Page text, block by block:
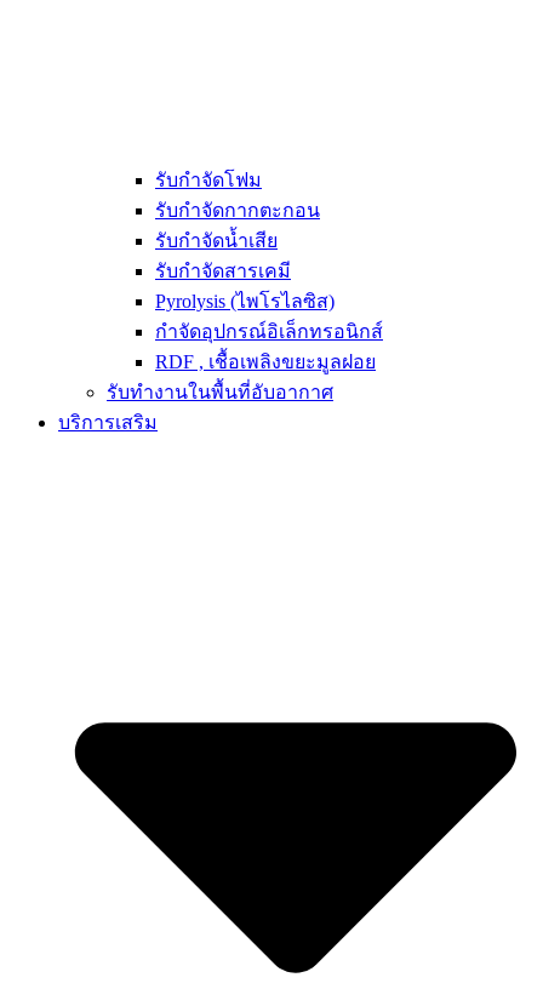
รับกำจัดโฟม
รับกำจัดกากตะกอน
รับกำจัดน้ำเสีย
รับกำจัดสารเคมี
Pyrolysis (ไพโรไลซิส)
กำจัดอุปกรณ์อิเล็กทรอนิกส์
RDF , เชื้อเพลิงขยะมูลฝอย
รับทำงานในพื้นที่อับอากาศ
บริการเสริม